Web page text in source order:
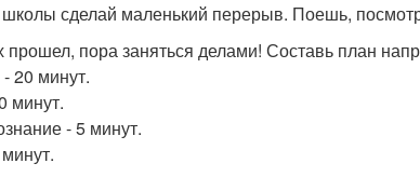
сделай маленький перерыв. Поешь,
прошел, пора заняться делами! Составь план
20 минут.
минут.
- 5 минут.